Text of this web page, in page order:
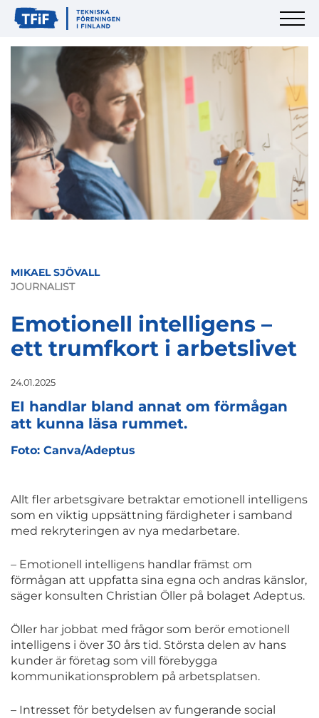
MIKAEL SJÖVALL
JOURNALIST
Emotionell intelligens –
ett trumfkort i arbetslivet
24.01.2025
EI handlar bland annat om förmågan
att kunna läsa rummet.
Foto: Canva/Adeptus
Allt fler arbetsgivare betraktar emotionell intelligens
som en viktig uppsättning färdigheter i samband
med rekryteringen av nya medarbetare.
– Emotionell intelligens handlar främst om
förmågan att uppfatta sina egna och andras känslor,
säger konsulten Christian Öller på bolaget Adeptus.
Öller har jobbat med frågor som berör emotionell
intelligens i över 30 års tid. Största delen av hans
kunder är företag som vill förebygga
kommunikationsproblem på arbetsplatsen.
– Intresset för betydelsen av fungerande social